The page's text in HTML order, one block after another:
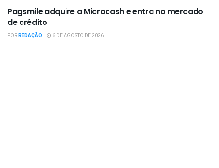
Pagsmile adquire a Microcash e entra no mercado
de crédito
PORREDAÇÃO 6 DE AGOSTO DE 2026